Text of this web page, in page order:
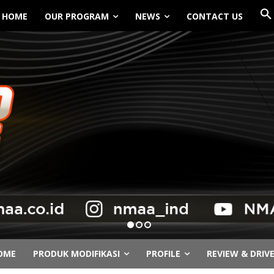
HOME OUR PROGRAM NEWS CONTACT US
PRODUK MODIFIKASI PROFILE REVIEW & DRIVE